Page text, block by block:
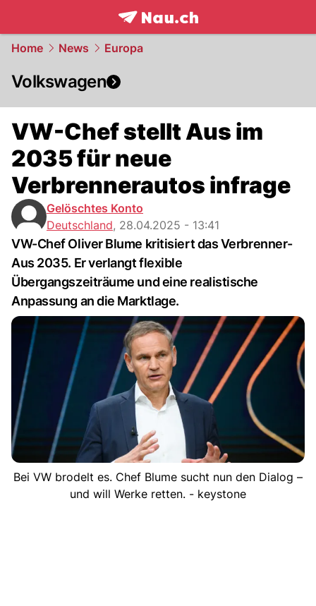
frontpage.NAU.ch
Home News Europa
Volkswagen
VW-Chef stellt Aus im
2035 für neue
Verbrennerautos infrage
Gelöschtes Konto
Deutschland, 28.04.2025 - 13:41
VW-Chef Oliver Blume kritisiert das Verbrenner-
Aus 2035. Er verlangt flexible
Übergangszeiträume und eine realistische
Anpassung an die Marktlage.
Bei VW brodelt es. Chef Blume sucht nun den Dialog –
und will Werke retten. - keystone